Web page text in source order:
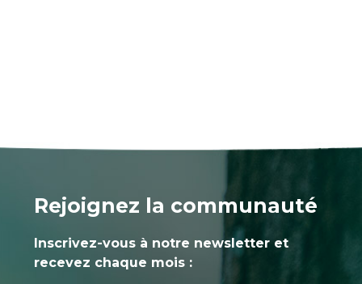
Rejoignez la communauté
Inscrivez-vous à notre newsletter et
recevez chaque mois :